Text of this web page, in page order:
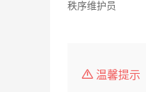
秩序维护员
温馨提示